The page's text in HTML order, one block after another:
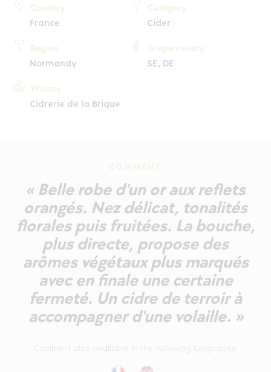
Country
France
Region
Normandy
Winery
Cidrerie de la Brique
Category
Cider
Grape variety
SE, DE
COMMENT
« Belle robe d'un or aux reflets
orangés. Nez délicat, tonalités
florales puis fruitées. La bouche,
plus directe, propose des
arômes végétaux plus marqués
avec en finale une certaine
fermeté. Un cidre de terroir à
accompagner d'une volaille. »